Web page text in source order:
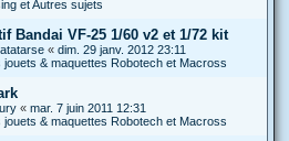
et Autres sujets
Bandai VF-25 1/60 v2 et 1/72 kit
« dim. 29 janv. 2012 23:11
jouets & maquettes Robotech et Macross
« mar. 7 juin 2011 12:31
jouets & maquettes Robotech et Macross